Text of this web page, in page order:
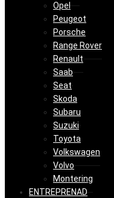
Opel
Peugeot
Porsche
Range Rover
Renault
Saab
Seat
Skoda
Subaru
Suzuki
Toyota
Volkswagen
Volvo
Montering
ENTREPRENAD